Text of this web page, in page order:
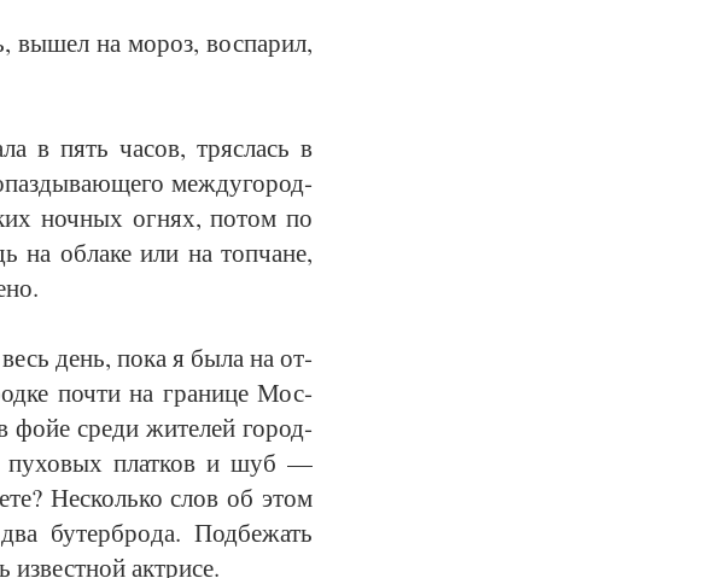
вы­шел на мо­роз, вос­па­рил,
в пять ча­сов, тряс­лась в
меж­ду­го­род­
ноч­ных ог­нях, по­том по
на об­ла­ке или на топ­ча­не,
день, по­ка я бы­ла на от­
поч­ти на гра­ни­це Мос­
фойе сре­ди жи­те­лей го­род­
пу­хо­вых плат­ков и шуб —
Не­сколь­ко слов об этом
бу­тер­бро­да. Под­бе­жать
из­вест­ной ак­три­се.